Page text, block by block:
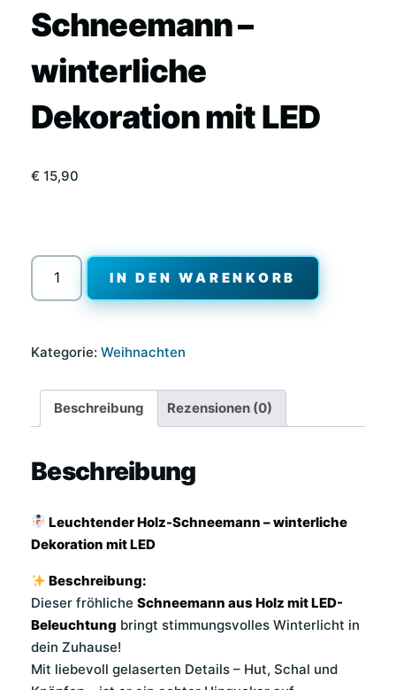
Schneemann –
winterliche
Dekoration mit LED
€ 15,90
Leuchtender
Holz-
Schneemann
winterliche
IN DEN WARENKORB
Kategorie: Weihnachten
Beschreibung Rezensionen (0)
Beschreibung
Leuchtender Holz-Schneemann – winterliche
Dekoration mit LED
Beschreibung:
Dieser fröhliche Schneemann aus Holz mit LED-
Beleuchtung bringt stimmungsvolles Winterlicht in
dein Zuhause!
Mit liebevoll gelaserten Details – Hut, Schal und